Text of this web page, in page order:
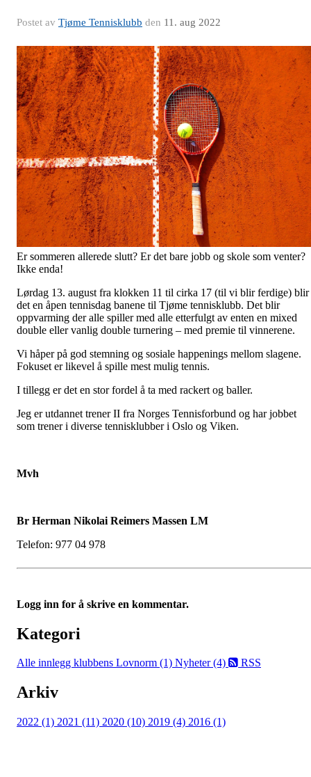
Postet av Tjøme Tennisklubb den 11. aug 2022
Er sommeren allerede slutt? Er det bare jobb og skole som venter?
Ikke enda!
Lørdag 13. august fra klokken 11 til cirka 17 (til vi blir ferdige) blir
det en åpen tennisdag banene til Tjøme tennisklubb. Det blir
oppvarming der alle spiller med alle etterfulgt av enten en mixed
double eller vanlig double turnering – med premie til vinnerene.
Vi håper på god stemning og sosiale happenings mellom slagene.
Fokuset er likevel å spille mest mulig tennis.
I tillegg er det en stor fordel å ta med rackert og baller.
Jeg er utdannet trener II fra Norges Tennisforbund og har jobbet
som trener i diverse tennisklubber i Oslo og Viken.
Mvh
Br Herman Nikolai Reimers Massen LM
Telefon: 977 04 978
Logg inn for å skrive en kommentar.
Kategori
Alle innlegg klubbens Lovnorm (1) Nyheter (4) RSS
Arkiv
2022 (1) 2021 (11) 2020 (10) 2019 (4) 2016 (1)